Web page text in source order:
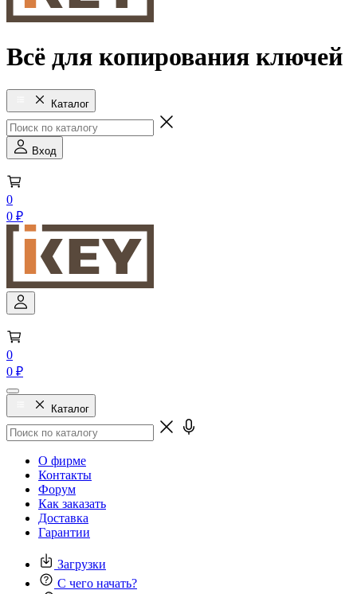
Всё для копирования ключей
Каталог
Вход
0
0 ₽
0
0 ₽
Каталог
О фирме
Контакты
Форум
Как заказать
Доставка
Гарантии
Загрузки
С чего начать?